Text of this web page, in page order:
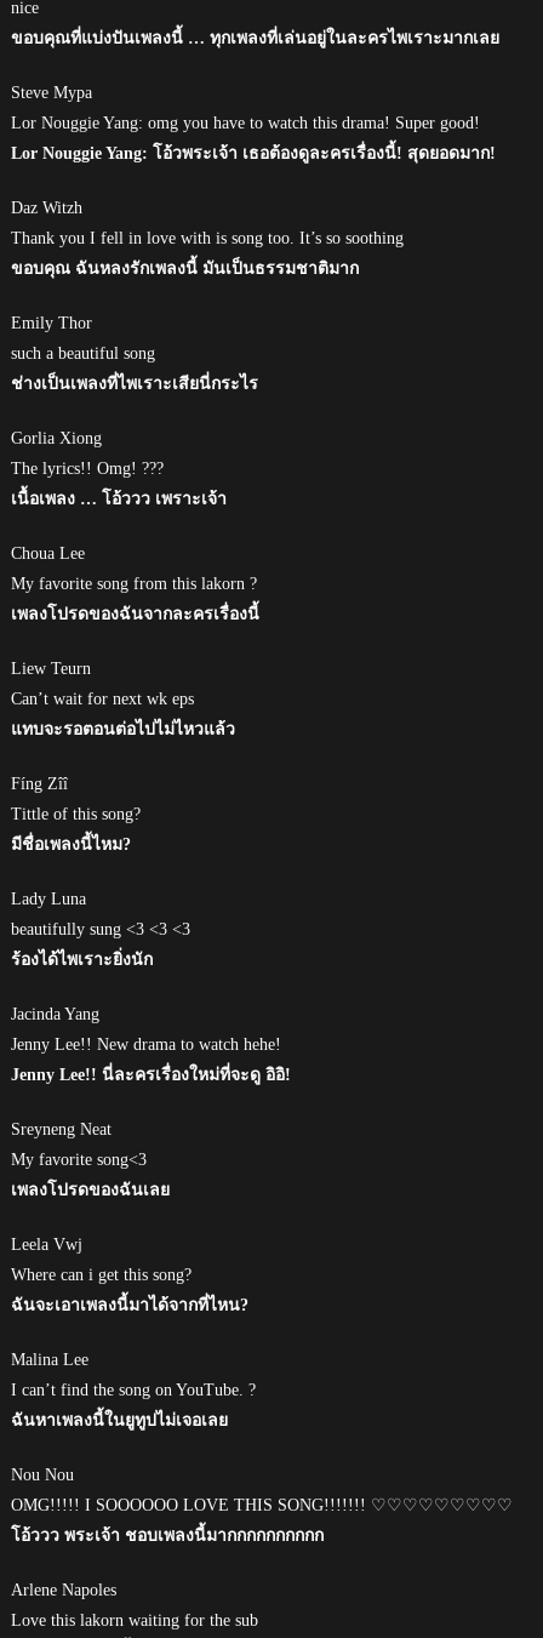
nice
ขอบคุณที่แบ่งปันเพลงนี้ … ทุกเพลงที่เล่นอยู่ในละครไพเราะมากเลย
Steve Mypa
Lor Nouggie Yang: omg you have to watch this drama! Super good!
Lor Nouggie Yang: โอ้วพระเจ้า เธอต้องดูละครเรื่องนี้! สุดยอดมาก!
Daz Witzh
Thank you I fell in love with is song too. It’s so soothing
ขอบคุณ ฉันหลงรักเพลงนี้ มันเป็นธรรมชาติมาก
Emily Thor
such a beautiful song
ช่างเป็นเพลงที่ไพเราะเสียนี่กระไร
Gorlia Xiong
The lyrics!! Omg! ???
เนื้อเพลง … โอ้ววว เพราะเจ้า
Choua Lee
My favorite song from this lakorn ?
เพลงโปรดของฉันจากละครเรื่องนี้
Liew Teurn
Can’t wait for next wk eps
แทบจะรอตอนต่อไปไม่ไหวแล้ว
Fíng Zîî
Tittle of this song?
มีชื่อเพลงนี้ไหม?
Lady Luna
beautifully sung <3 <3 <3
ร้องได้ไพเราะยิ่งนัก
Jacinda Yang
Jenny Lee!! New drama to watch hehe!
Jenny Lee!! นี่ละครเรื่องใหม่ที่จะดู อิอิ!
Sreyneng Neat
My favorite song<3
เพลงโปรดของฉันเลย
Leela Vwj
Where can i get this song?
ฉันจะเอาเพลงนี้มาได้จากที่ไหน?
Malina Lee
I can’t find the song on YouTube. ?
ฉันหาเพลงนี้ในยูทูปไม่เจอเลย
Nou Nou
OMG!!!!! I SOOOOOO LOVE THIS SONG!!!!!!! ♡♡♡♡♡♡♡♡♡
โอ้ววว พระเจ้า ชอบเพลงนี้มากกกกกกกกกก
Arlene Napoles
Love this lakorn waiting for the sub